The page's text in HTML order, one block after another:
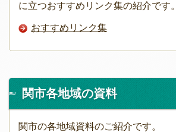
に立つおすすめリンク集の紹介です。
おすすめリンク集
関市各地域の資料
関市の各地域資料のご紹介です。